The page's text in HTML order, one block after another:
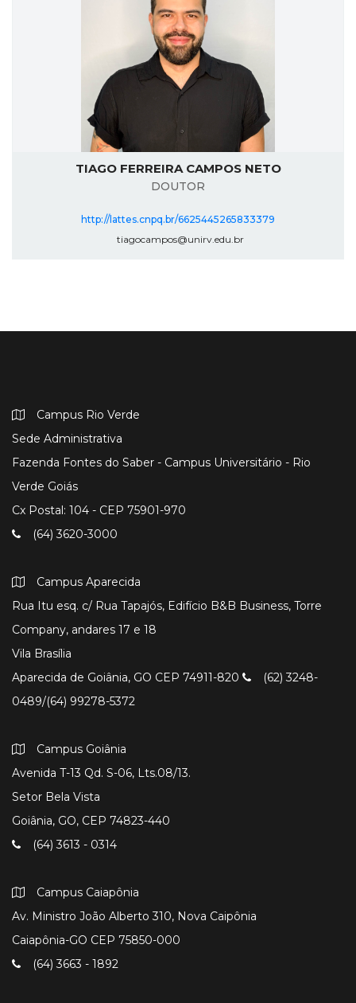
TIAGO FERREIRA CAMPOS NETO
DOUTOR
http://lattes.cnpq.br/6625445265833379
tiagocampos@unirv.edu.br
Campus Rio Verde
Sede Administrativa
Fazenda Fontes do Saber - Campus Universitário - Rio
Verde Goiás
Cx Postal: 104 - CEP 75901-970
(64) 3620-3000
Campus Aparecida
Rua Itu esq. c/ Rua Tapajós, Edifício B&B Business, Torre
Company, andares 17 e 18
Vila Brasília
Aparecida de Goiânia, GO CEP 74911-820
(62) 3248-
0489/(64) 99278-5372
Campus Goiânia
Avenida T-13 Qd. S-06, Lts.08/13.
Setor Bela Vista
Goiânia, GO, CEP 74823-440
(64) 3613 - 0314
Campus Caiapônia
Av. Ministro João Alberto 310, Nova Caipônia
Caiapônia-GO CEP 75850-000
(64) 3663 - 1892